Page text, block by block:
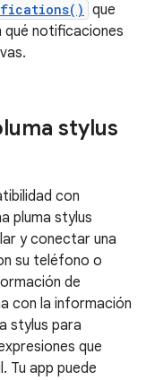
que
qué notificaciones
stylus
con
pluma stylus
y conectar una
su teléfono o
de
con la información
stylus para
que
Tu app puede